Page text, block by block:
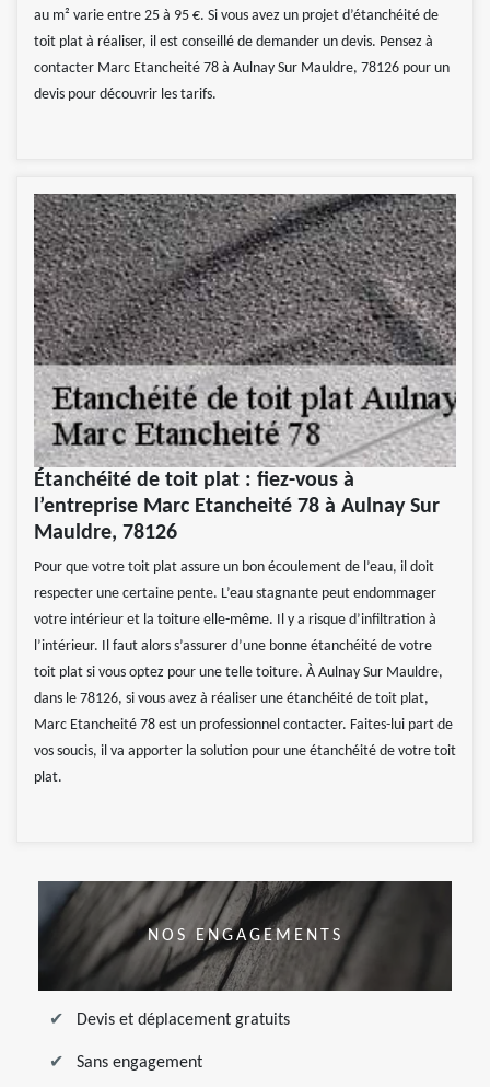
au m² varie entre 25 à 95 €. Si vous avez un projet d’étanchéité de
toit plat à réaliser, il est conseillé de demander un devis. Pensez à
contacter Marc Etancheité 78 à Aulnay Sur Mauldre, 78126 pour un
devis pour découvrir les tarifs.
Étanchéité de toit plat : fiez-vous à
l’entreprise Marc Etancheité 78 à Aulnay Sur
Mauldre, 78126
Pour que votre toit plat assure un bon écoulement de l’eau, il doit
respecter une certaine pente. L’eau stagnante peut endommager
votre intérieur et la toiture elle-même. Il y a risque d’infiltration à
l’intérieur. Il faut alors s’assurer d’une bonne étanchéité de votre
toit plat si vous optez pour une telle toiture. À Aulnay Sur Mauldre,
dans le 78126, si vous avez à réaliser une étanchéité de toit plat,
Marc Etancheité 78 est un professionnel contacter. Faites-lui part de
vos soucis, il va apporter la solution pour une étanchéité de votre toit
plat.
NOS ENGAGEMENTS
Devis et déplacement gratuits
Sans engagement